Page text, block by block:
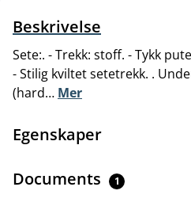
Beskrivelse
Sete:. - Trekk: stoff. - Tykk
- Stilig kviltet setetrekk. .
(hard… Mer
Egenskaper
Documents 1